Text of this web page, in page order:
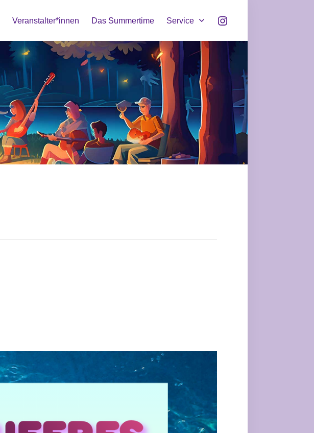
Veranstalter*innen Das Summertime Service Instagram